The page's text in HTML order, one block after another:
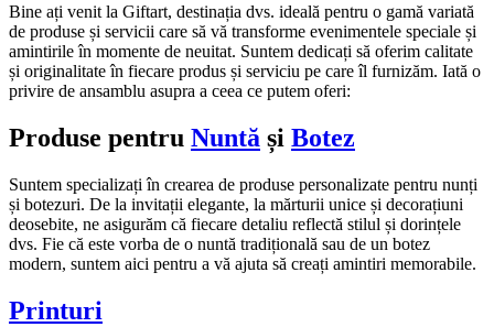
Bine ați venit la Giftart, destinația dvs. ideală pentru o gamă variată
de produse și servicii care să vă transforme evenimentele speciale și
amintirile în momente de neuitat. Suntem dedicați să oferim calitate
și originalitate în fiecare produs și serviciu pe care îl furnizăm. Iată o
privire de ansamblu asupra a ceea ce putem oferi:
Produse pentru Nuntă și Botez
Suntem specializați în crearea de produse personalizate pentru nunți
și botezuri. De la invitații elegante, la mărturii unice și decorațiuni
deosebite, ne asigurăm că fiecare detaliu reflectă stilul și dorințele
dvs. Fie că este vorba de o nuntă tradițională sau de un botez
modern, suntem aici pentru a vă ajuta să creați amintiri memorabile.
Printuri